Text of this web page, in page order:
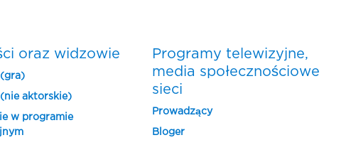
oraz widzowie
aktorskie)
w programie
Programy telewizyjne,
media społecznościowe
sieci
Prowadzący
Bloger